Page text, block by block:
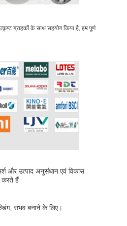
ग्राहकों के साथ सहयोग किया है, हम पूर्ण
और उत्पाद अनुसंधान एवं विकास
करते हैं
संभव बनाने के लिए।